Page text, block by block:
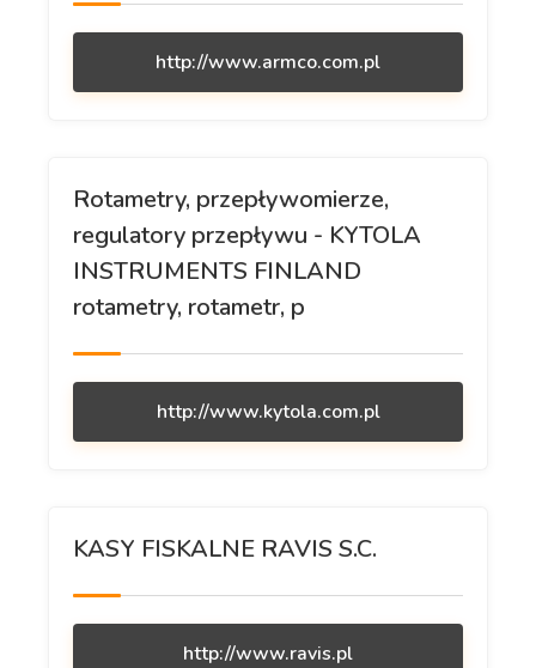
http://www.armco.com.pl
Rotametry, przepływomierze,
regulatory przepływu - KYTOLA
INSTRUMENTS FINLAND
rotametry, rotametr, p
http://www.kytola.com.pl
KASY FISKALNE RAVIS S.C.
http://www.ravis.pl